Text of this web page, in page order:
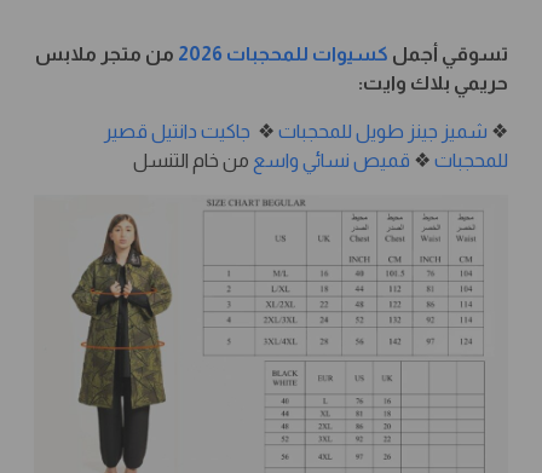
تسوقي أجمل كسيوات للمحجبات 2026
من متجر ملابس
حريمي بلاك وايت:
❖ شميز جينز طويل للمحجبات ❖ جاكيت دانتيل قصير
للمحجبات ❖ قميص نسائي واسع من خام التنسل